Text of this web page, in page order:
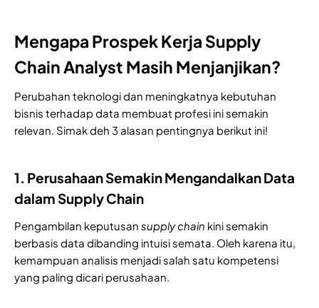
Mengapa Prospek Kerja Supply
Chain Analyst Masih Menjanjikan?
Perubahan teknologi dan meningkatnya kebutuhan
bisnis terhadap data membuat profesi ini semakin
relevan. Simak deh 3 alasan pentingnya berikut ini!
1. Perusahaan Semakin Mengandalkan Data
dalam Supply Chain
Pengambilan keputusan supply chain kini semakin
berbasis data dibanding intuisi semata. Oleh karena itu,
kemampuan analisis menjadi salah satu kompetensi
yang paling dicari perusahaan.